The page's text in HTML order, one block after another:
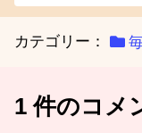
カテゴリー：
1 件のコメ